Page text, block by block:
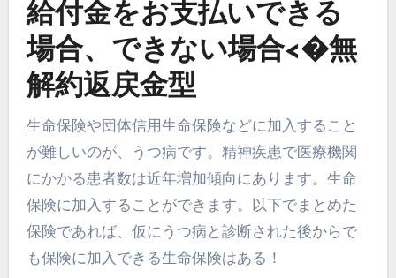
給付金をお支払いできる
場合、できない場合<�無
解約返戻金型
生命保険や団体信用生命保険などに加入すること
が難しいのが、うつ病です。精神疾患で医療機関
にかかる患者数は近年増加傾向にあります。生命
保険に加入することができます。以下でまとめた
保険であれば、仮にうつ病と診断された後からで
も保険に加入できる生命保険はある！